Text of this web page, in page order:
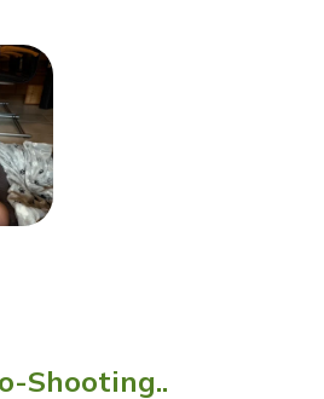
Shooting..